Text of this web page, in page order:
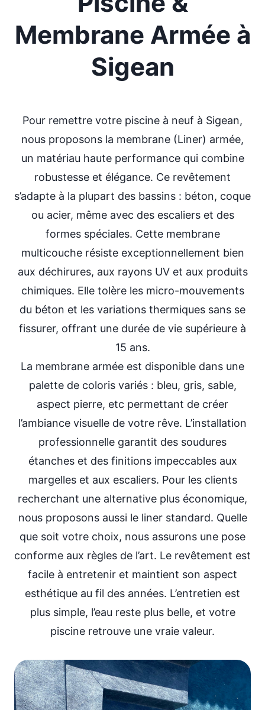
Membrane Armée à
Sigean
Pour remettre votre piscine à neuf à Sigean,
nous proposons la membrane (Liner) armée,
un matériau haute performance qui combine
robustesse et élégance. Ce revêtement
s’adapte à la plupart des bassins : béton, coque
ou acier, même avec des escaliers et des
formes spéciales. Cette membrane
multicouche résiste exceptionnellement bien
aux déchirures, aux rayons UV et aux produits
chimiques. Elle tolère les micro-mouvements
du béton et les variations thermiques sans se
fissurer, offrant une durée de vie supérieure à
15 ans.
La membrane armée est disponible dans une
palette de coloris variés : bleu, gris, sable,
aspect pierre, etc permettant de créer
l’ambiance visuelle de votre rêve. L’installation
professionnelle garantit des soudures
étanches et des finitions impeccables aux
margelles et aux escaliers. Pour les clients
recherchant une alternative plus économique,
nous proposons aussi le liner standard. Quelle
que soit votre choix, nous assurons une pose
conforme aux règles de l’art. Le revêtement est
facile à entretenir et maintient son aspect
esthétique au fil des années. L’entretien est
plus simple, l’eau reste plus belle, et votre
piscine retrouve une vraie valeur.